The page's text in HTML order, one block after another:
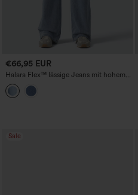
€66,95 EUR
Halara Flex™ lässige Jeans mit hohem
Bund und geradem Bein, mit Taschen
Sale